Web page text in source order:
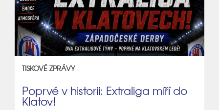
TISKOVÉ ZPRÁVY
Poprvé v historii: Extraliga míří do
Klatov!